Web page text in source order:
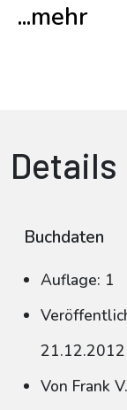
...mehr
Details
Buchdaten
Auflage: 1
21.12.2012
Von Frank